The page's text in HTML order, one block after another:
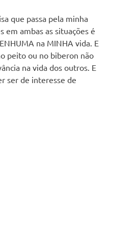
que passa pela minha
em ambas as situações é
na MINHA vida. E
peito ou no biberon não
na vida dos outros. E
ser de interesse de